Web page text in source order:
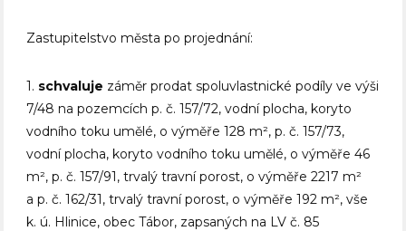
Zastupitelstvo města po projednání:
1. schvaluje záměr prodat spoluvlastnické podíly ve výši
7/48 na pozemcích p. č. 157/72, vodní plocha, koryto
vodního toku umělé, o výměře 128 m², p. č. 157/73,
vodní plocha, koryto vodního toku umělé, o výměře 46
m², p. č. 157/91, trvalý travní porost, o výměře 2217 m²
a p. č. 162/31, trvalý travní porost, o výměře 192 m², vše
k. ú. Hlinice, obec Tábor, zapsaných na LV č. 85